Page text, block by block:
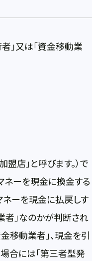
」又は「資金移動業
店」と呼びます。）で
ネーを現金に換金する
ネーを現金に払戻しす
者」なのかが判断され
移動業者」、現金を引
合には「第三者型発